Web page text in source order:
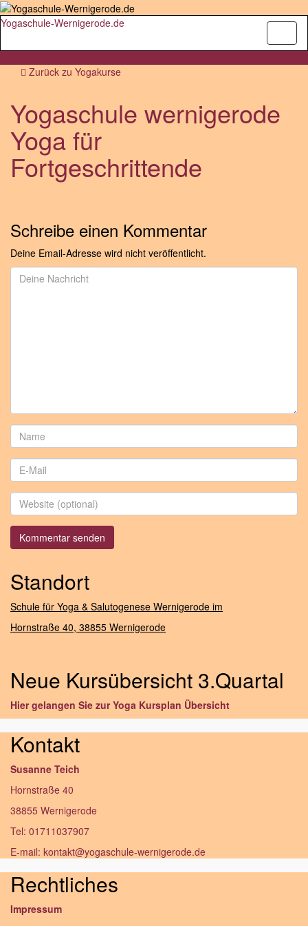
Yogaschule-Wernigerode.de
Zurück zu Yogakurse
Yogaschule wernigerode
Yoga für
Fortgeschrittende
Schreibe einen Kommentar
Deine Email-Adresse wird nicht veröffentlicht.
Standort
Schule für Yoga & Salutogenese Wernigerode im
Hornstraße 40, 38855 Wernigerode
Neue Kursübersicht 3.Quartal
Hier gelangen Sie zur Yoga Kursplan Übersicht
Kontakt
Susanne Teich
Hornstraße 40
38855 Wernigerode
Tel: 01711037907
E-mail: kontakt@yogaschule-wernigerode.de
Rechtliches
Impressum